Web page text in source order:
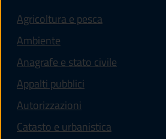
Agricoltura e pesca
Ambiente
Anagrafe e stato civile
Appalti pubblici
Autorizzazioni
Catasto e urbanistica